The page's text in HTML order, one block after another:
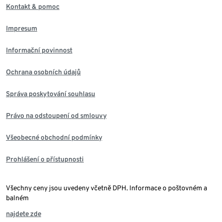
Kontakt & pomoc
Impresum
Informační povinnost
Ochrana osobních údajů
Správa poskytování souhlasu
Právo na odstoupení od smlouvy
Všeobecné obchodní podmínky
Prohlášení o přístupnosti
Všechny ceny jsou uvedeny včetně DPH. Informace o poštovném a
balném
najdete zde